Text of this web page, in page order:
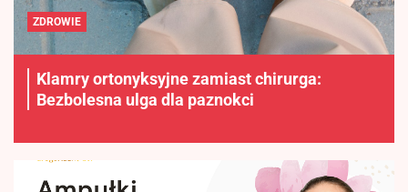
ZDROWIE
Klamry ortonyksyjne zamiast chirurga:
Bezbolesna ulga dla paznokci